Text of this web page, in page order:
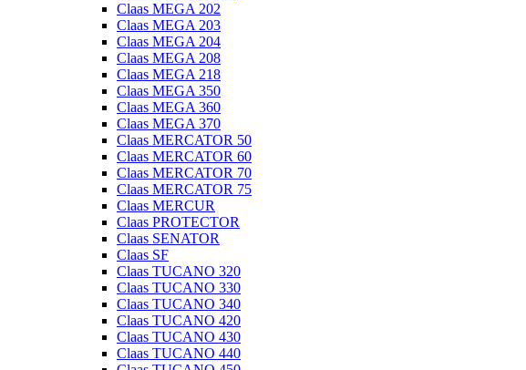
Claas MEGA 202
Claas MEGA 203
Claas MEGA 204
Claas MEGA 208
Claas MEGA 218
Claas MEGA 350
Claas MEGA 360
Claas MEGA 370
Claas MERCATOR 50
Claas MERCATOR 60
Claas MERCATOR 70
Claas MERCATOR 75
Claas MERCUR
Claas PROTECTOR
Claas SENATOR
Claas SF
Claas TUCANO 320
Claas TUCANO 330
Claas TUCANO 340
Claas TUCANO 420
Claas TUCANO 430
Claas TUCANO 440